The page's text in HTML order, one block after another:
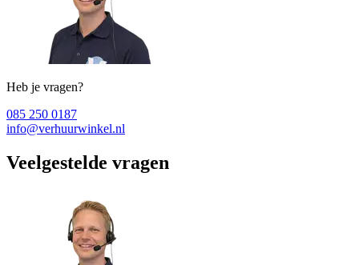
Heb je vragen?
085 250 0187
info@verhuurwinkel.nl
Veelgestelde vragen